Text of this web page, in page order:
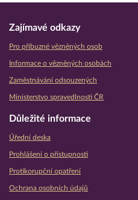
Zajímavé odkazy
Pro příbuzné vězněných osob
Informace o vězněných osobách
Zaměstnávání odsouzených
Ministerstvo spravedlnosti ČR
Důležité informace
Úřední deska
Prohlášení o přístupnosti
Protikorupční opatření
Ochrana osobních údajů